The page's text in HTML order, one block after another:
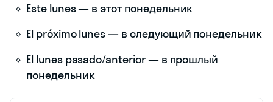
Este lunes — в этот понедельник
El próximo lunes — в следующий понедельник
El lunes pasado/anterior — в прошлый
понедельник